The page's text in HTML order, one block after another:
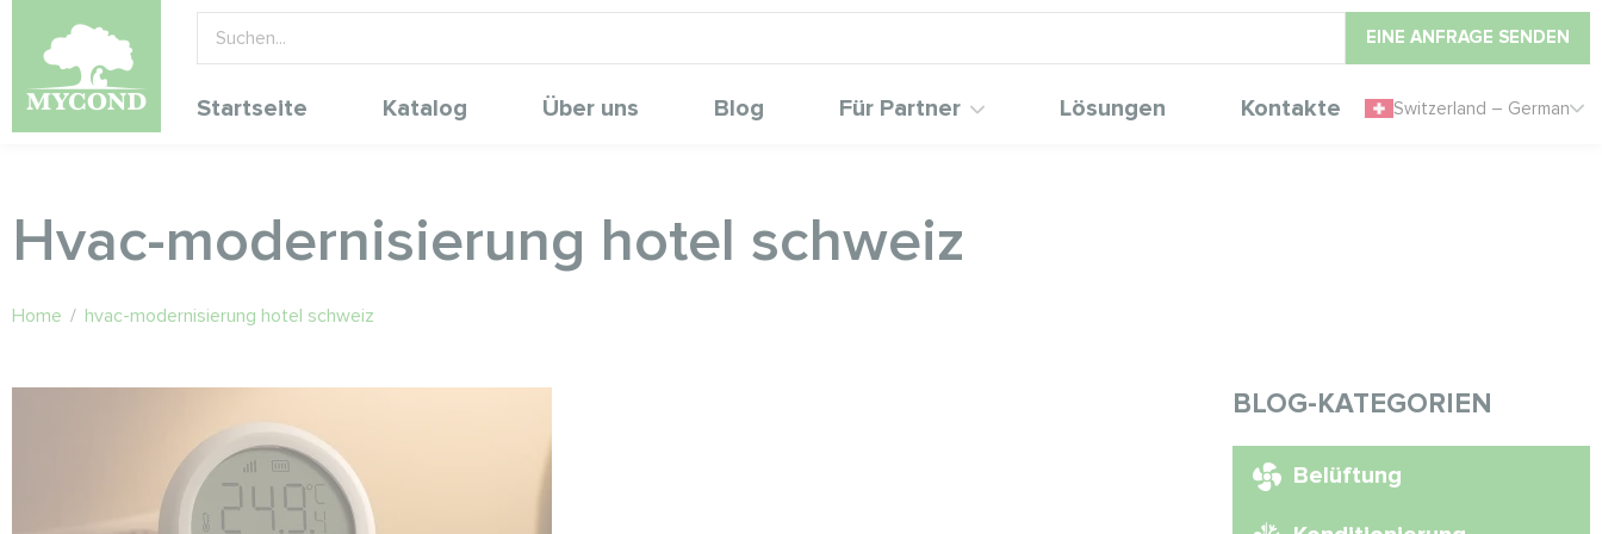
EINE ANFRAGE SENDEN
Startseite Katalog Über uns Blog Für Partner Lösungen Kontakte Switzerland – German
Hvac-modernisierung hotel schweiz
Home / hvac-modernisierung hotel schweiz
BLOG-KATEGORIEN
Belüftung